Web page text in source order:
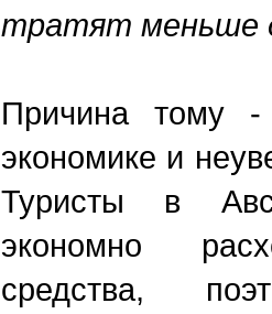
тратят меньше
Причина тому
экономике и
Туристы в
экономно
средства,